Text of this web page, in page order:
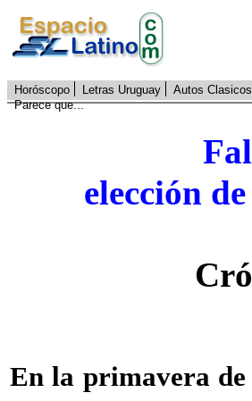
Horóscopo Letras Uruguay Autos Clasicos
Parece que...
elección
En la primavera